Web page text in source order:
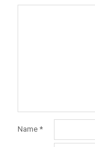
Name *